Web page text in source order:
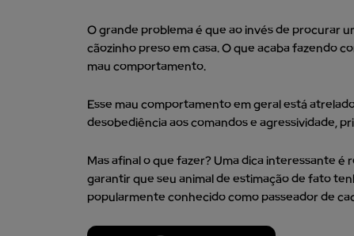
O grande problema é que ao invés de procurar
cãozinho preso em casa. O que acaba fazendo
mau comportamento.
Esse mau comportamento em geral está
desobediência aos comandos e agressividade,
Mas afinal o que fazer? Uma dica interessante
garantir que seu animal de estimação de fato
popularmente conhecido como passeador de